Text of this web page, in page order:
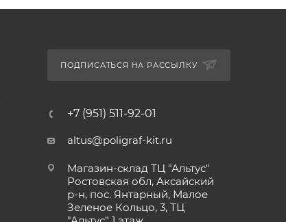
ПОДПИСАТЬСЯ НА РАССЫЛКУ
+7 (951) 511-92-01
altus@poligraf-kit.ru
Магазин-склад ТЦ "Альтус"
Ростовская обл, Аксайский
р-н, пос. Янтарный, Малое
Зеленое Кольцо, 3, ТЦ